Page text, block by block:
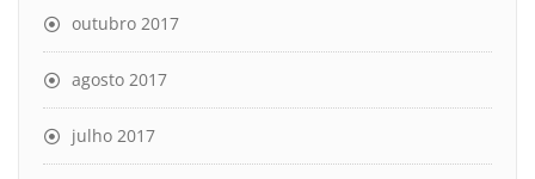
outubro 2017
agosto 2017
julho 2017